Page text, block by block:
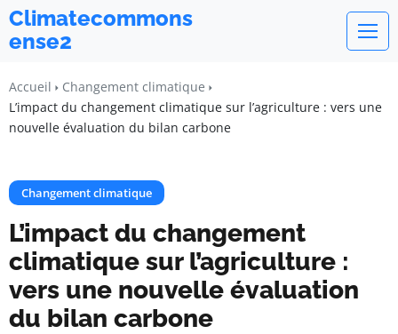
Climatecommons
ense2
Accueil
Changement climatique
L’impact du changement climatique sur l’agriculture : vers une
nouvelle évaluation du bilan carbone
Changement climatique
L’impact du changement
climatique sur l’agriculture :
vers une nouvelle évaluation
du bilan carbone